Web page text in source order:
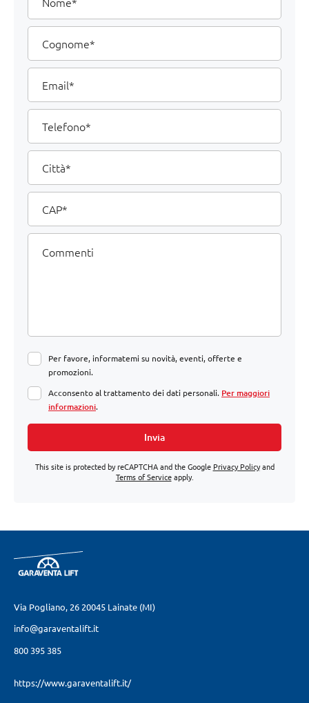
dati
Cognome
Email
Telefono
Città
CAP
Commenti
Per favore, informatemi su novità, eventi, offerte e
promozioni.
Acconsento al trattamento dei dati personali. Per maggiori
informazioni.
Invia
This site is protected by reCAPTCHA and the Google Privacy Policyand
Terms of Serviceapply.
Via Pogliano, 26 20045 Lainate (MI)
info@garaventalift.it
800 395 385
https://www.garaventalift.it/